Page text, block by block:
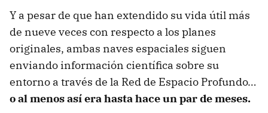
Y a pesar de que han extendido su vida útil más
de nueve veces con respecto a los planes
originales, ambas naves espaciales siguen
enviando información científica sobre su
entorno a través de la Red de Espacio Profundo…
o al menos así era hasta hace un par de meses.